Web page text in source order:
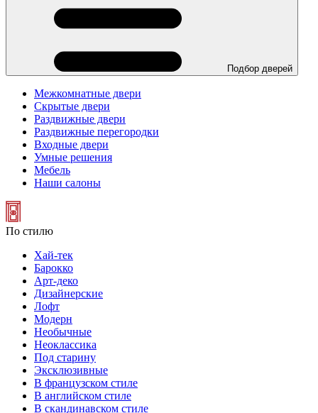
Подбор дверей
Межкомнатные двери
Скрытые двери
Раздвижные двери
Раздвижные перегородки
Входные двери
Умные решения
Мебель
Наши салоны
По стилю
Хай-тек
Барокко
Арт-деко
Дизайнерские
Лофт
Модерн
Необычные
Неоклассика
Под старину
Эксклюзивные
В французском стиле
В английском стиле
В скандинавском стиле